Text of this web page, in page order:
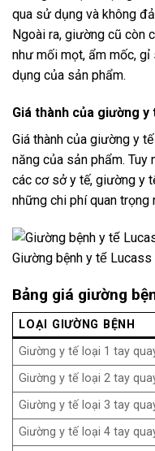
qua sử dụng và không
Ngoài ra, giường cũ còn
như mối mọt, ẩm mốc,
dụng của sản phẩm.
Giá thành của giường y
Giá thành của giường y
năng của sản phẩm. Tuy
các cơ sở y tế, giường y
những chi phí quan trọng
Giường bệnh y tế
Bảng giá giường
LOẠI GIƯỜNG BỆNH
Giường y tế loại 1 tay
Giường y tế loại 2 tay
Giường y tế loại 3 tay
Giường y tế loại 4 tay